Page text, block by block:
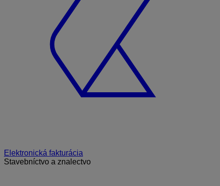
Elektronická fakturácia
Stavebníctvo a znalectvo